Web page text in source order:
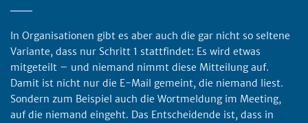
In Organisationen gibt es aber auch die gar nicht so seltene
Variante, dass nur Schritt 1 stattfindet: Es wird etwas
mitgeteilt – und niemand nimmt diese Mitteilung auf.
Damit ist nicht nur die E-Mail gemeint, die niemand liest.
Sondern zum Beispiel auch die Wortmeldung im Meeting,
auf die niemand eingeht. Das Entscheidende ist, dass in